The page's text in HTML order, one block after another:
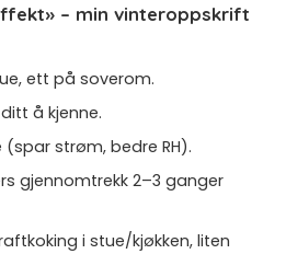
– min vinteroppskrift
ett på soverom.
å kjenne.
(spar strøm, bedre RH).
gjennomtrekk 2–3 ganger
i stue/kjøkken, liten